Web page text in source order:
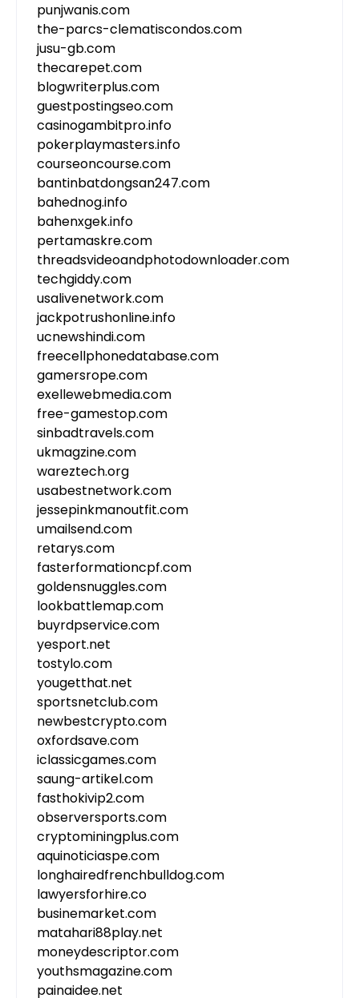
punjwanis.com
the-parcs-clematiscondos.com
jusu-gb.com
thecarepet.com
blogwriterplus.com
guestpostingseo.com
casinogambitpro.info
pokerplaymasters.info
courseoncourse.com
bantinbatdongsan247.com
bahednog.info
bahenxgek.info
pertamaskre.com
threadsvideoandphotodownloader.com
techgiddy.com
usalivenetwork.com
jackpotrushonline.info
ucnewshindi.com
freecellphonedatabase.com
gamersrope.com
exellewebmedia.com
free-gamestop.com
sinbadtravels.com
ukmagzine.com
wareztech.org
usabestnetwork.com
jessepinkmanoutfit.com
umailsend.com
retarys.com
fasterformationcpf.com
goldensnuggles.com
lookbattlemap.com
buyrdpservice.com
yesport.net
tostylo.com
yougetthat.net
sportsnetclub.com
newbestcrypto.com
oxfordsave.com
iclassicgames.com
saung-artikel.com
fasthokivip2.com
observersports.com
cryptominingplus.com
aquinoticiaspe.com
longhairedfrenchbulldog.com
lawyersforhire.co
businemarket.com
matahari88play.net
moneydescriptor.com
youthsmagazine.com
painaidee.net